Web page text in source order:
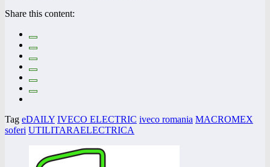
Share this content:
Tag eDAILY IVECO ELECTRIC iveco romania MACROMEX
soferi UTILITARAELECTRICA